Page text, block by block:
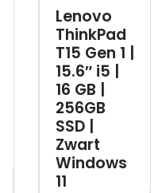
Lenovo
ThinkPad
T15 Gen 1 |
15.6″ i5 |
16 GB |
256GB
SSD |
Zwart
Windows
11